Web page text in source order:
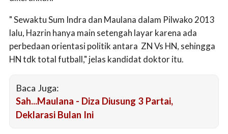
" Sewaktu Sum Indra dan Maulana dalam Pilwako 2013
lalu, Hazrin hanya main setengah layar karena ada
perbedaan orientasi politik antara ZN Vs HN, sehingga
HN tdk total futball," jelas kandidat doktor itu.
Baca Juga:
Sah...Maulana - Diza Diusung 3 Partai,
Deklarasi Bulan Ini